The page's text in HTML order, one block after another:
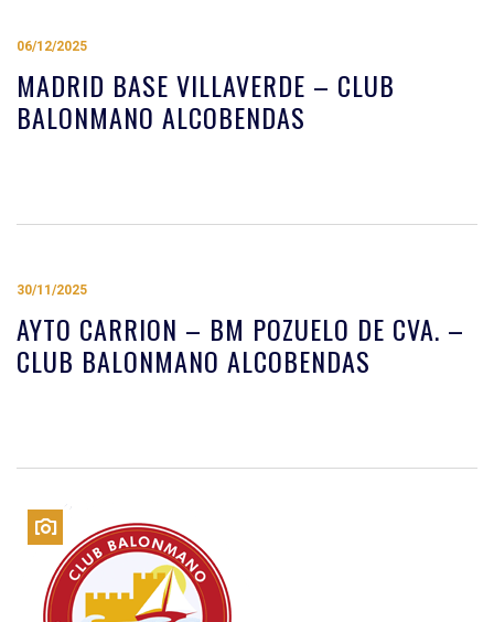
06/12/2025
MADRID BASE VILLAVERDE – CLUB
BALONMANO ALCOBENDAS
30/11/2025
AYTO CARRION – BM POZUELO DE CVA. –
CLUB BALONMANO ALCOBENDAS